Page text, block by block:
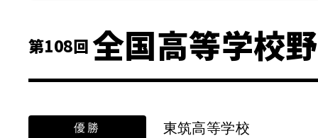
第108回 全国高等学校
優勝 東筑高等学校